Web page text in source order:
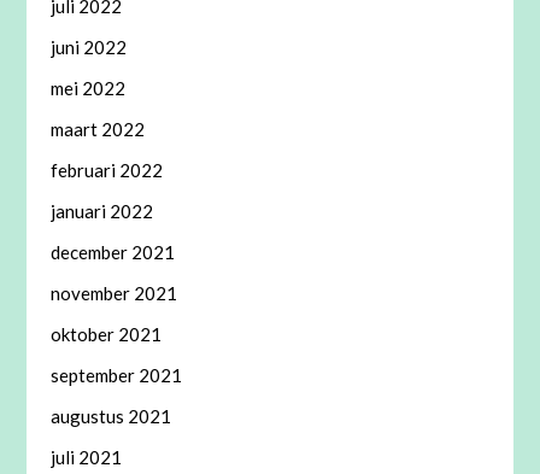
juli 2022
juni 2022
mei 2022
maart 2022
februari 2022
januari 2022
december 2021
november 2021
oktober 2021
september 2021
augustus 2021
juli 2021